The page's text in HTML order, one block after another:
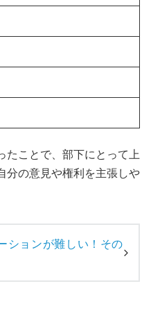
たことで、部下にとって上
分の意見や権利を主張しや
ションが難しい！その